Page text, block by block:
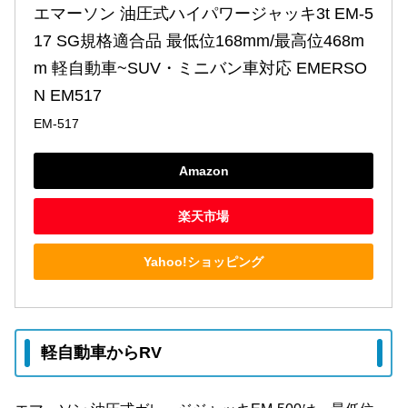
エマーソン 油圧式ハイパワージャッキ3t EM-5
17 SG規格適合品 最低位168mm/最高位468m
m 軽自動車~SUV・ミニバン車対応 EMERSO
N EM517
EM-517
Amazon
楽天市場
Yahoo!ショッピング
軽自動車からRV